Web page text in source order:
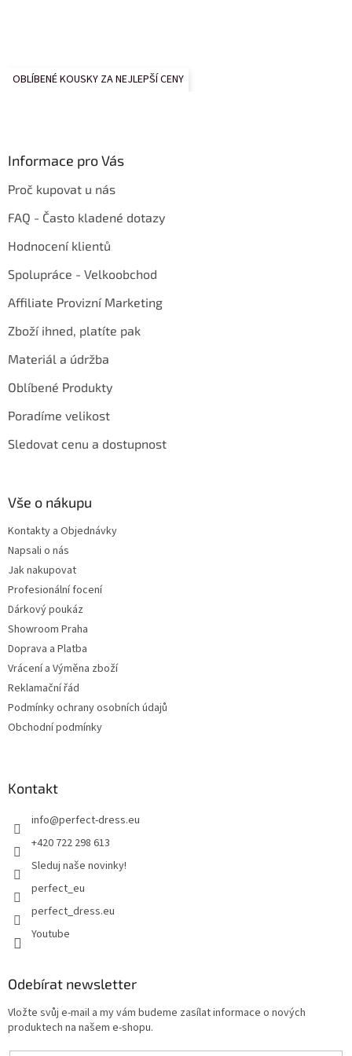
OBLÍBENÉ KOUSKY ZA NEJLEPŠÍ CENY
Informace pro Vás
Proč kupovat u nás
FAQ - Často kladené dotazy
Hodnocení klientů
Spolupráce - Velkoobchod
Affiliate Provizní Marketing
Zboží ihned, platíte pak
Materiál a údržba
Oblíbené Produkty
Poradíme velikost
Sledovat cenu a dostupnost
Vše o nákupu
Kontakty a Objednávky
Napsali o nás
Jak nakupovat
Profesionální focení
Dárkový poukáz
Showroom Praha
Doprava a Platba
Vrácení a Výměna zboží
Reklamační řád
Podmínky ochrany osobních údajů
Obchodní podmínky
Kontakt
info@perfect-dress.eu
+420 722 298 613
Sleduj naše novinky!
perfect_eu
perfect_dress.eu
Youtube
Odebírat newsletter
Vložte svůj e-mail a my vám budeme zasílat informace o nových
produktech na našem e-shopu.